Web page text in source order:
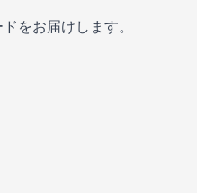
をお届けします。